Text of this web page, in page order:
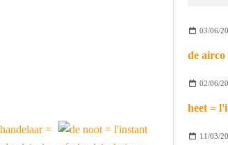
03/06/
02/06/
11/03/